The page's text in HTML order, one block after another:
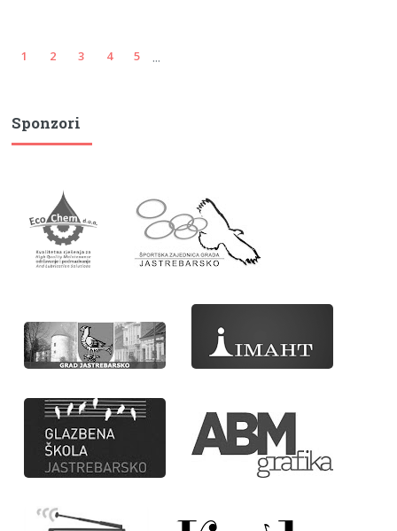
1 2 3 4 5 ...
Sponzori